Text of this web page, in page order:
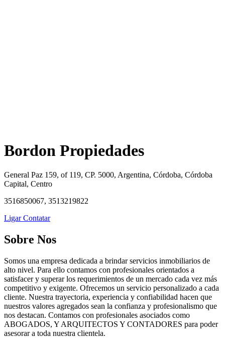
Bordon Propiedades
General Paz 159, of 119, CP. 5000, Argentina, Córdoba, Córdoba
Capital, Centro
3516850067, 3513219822
LigarContatar
Sobre Nos
Somos una empresa dedicada a brindar servicios inmobiliarios de
alto nivel. Para ello contamos con profesionales orientados a
satisfacer y superar los requerimientos de un mercado cada vez más
competitivo y exigente. Ofrecemos un servicio personalizado a cada
cliente. Nuestra trayectoria, experiencia y confiabilidad hacen que
nuestros valores agregados sean la confianza y profesionalismo que
nos destacan. Contamos con profesionales asociados como
ABOGADOS, Y ARQUITECTOS Y CONTADORES para poder
asesorar a toda nuestra clientela.